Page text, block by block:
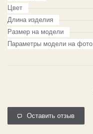
Цвет
Длина изделия
Размер на модели
Параметры модели на фото
Оставить отзыв